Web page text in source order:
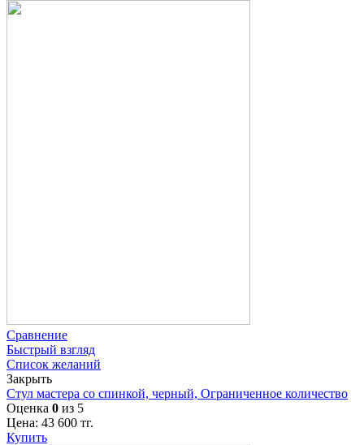
Сравнение
Быстрый взгляд
Список желаний
Закрыть
Стул мастера со спинкой, черный, Ограниченное количество
Оценка 0 из 5
Цена: 43 600 тг.
Купить